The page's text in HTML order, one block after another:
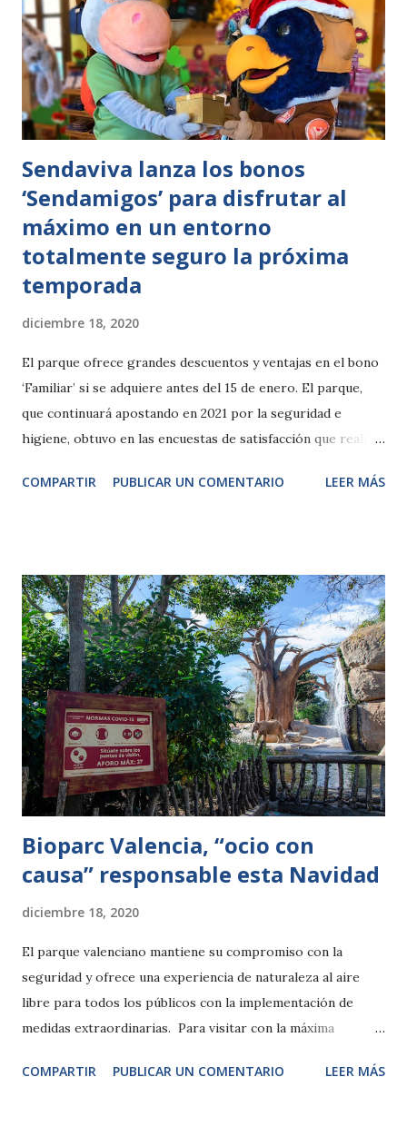
valenciano abre así una ventana al Mar Menor para todos
sus visitantes y contribuye al proyecto del Banco de
Especies Emblemáticas y de Singular Importancia del Mar
Menor del Gobierno de la Región de Murcia, en
colaboración con la Universidad de Murcia, en coordinación
con la Direc...
Sendaviva lanza los bonos
‘Sendamigos’ para disfrutar al
máximo en un entorno
totalmente seguro la próxima
temporada
diciembre 18, 2020
El parque ofrece grandes descuentos y ventajas en el bono
‘Familiar’ si se adquiere antes del 15 de enero. El parque,
que continuará apostando en 2021 por la seguridad e
higiene, obtuvo en las encuestas de satisfacción que realizó
medidas frente a la COVID 19 y el 99,32% de las familias
de poder volver a disfrutar con normalidad, aunque siempre
con responsabilidad y teniendo presente y manteniendo las
medidas adoptadas ante el COVID 19. Después de una
temporada totalmente atípica, el parque continúa
trabajando para ofrecer novedades y atractivos para que las
familias pasen una jornada llena de diversión. Y el primer
paso que ha dado es lanzar los bonos ‘Sendamigos’ con
grandes descuentos en el bono ‘Familiar’ si se adquiere
antes del 15 de enero. Así, por 180€ tod...
COMPARTIR PUBLICAR UN COMENTARIO LEER MÁS
Bioparc Valencia, “ocio con
causa” responsable esta Navidad
diciembre 18, 2020
El parque valenciano mantiene su compromiso con la
seguridad y ofrece una experiencia de naturaleza al aire
libre para todos los públicos con la implementación de
medidas extraordinarias. Para visitar con la máxima
mejores parques de animales del mundo se recomienda la
COMPARTIR PUBLICAR UN COMENTARIO LEER MÁS